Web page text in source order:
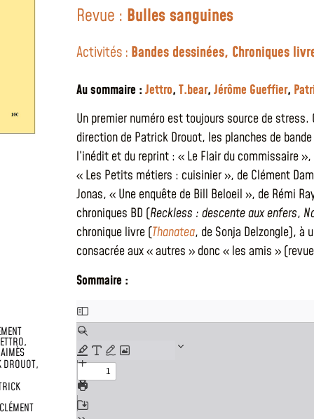
,
DROUOT,
Revue : Bulles sanguines
Activités : Bandes dessinées, Chroniques
Au sommaire : Jettro, T.bear, Jérôme Gueffier,
Un premier numéro est toujours source de
direction de Patrick Drouot, les planches de
l’inédit et du reprint : « Le Flair du commissaire
« Les Petits métiers : cuisinier », de Clément
Jonas, « Une enquête de Bill Beloeil », de Rémi
chroniques BD (Reckless : descente aux enfers,
chronique livre (Thanatea, de Sonja Delzongle), à
consacrée aux « autres » donc « les amis » (revue
Sommaire :